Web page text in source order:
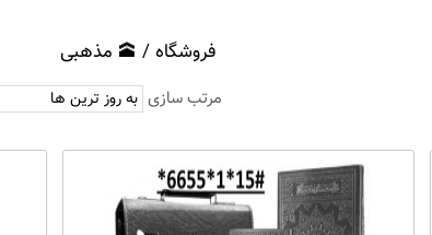
فروشگاه / 🕋 مذهبی
مرتب سازی